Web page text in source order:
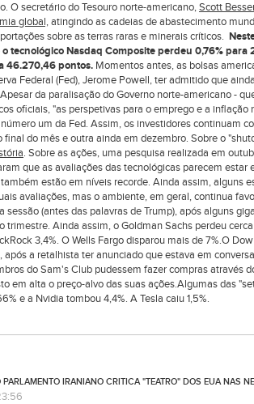
O secretário do Tesouro norte-americano,Scott
global,atingindo as cadeias de abastecimento
sobre as terras raras e minerais críticos.
tecnológico Nasdaq Composite perdeu 0,76% para
46.270,46 pontos. Momentos antes, as bolsas
Federal (Fed), Jerome Powell, ter admitido que
da paralisação do Governo norte-americano -
oficiais, "as perspetivas para o emprego e a
um da Fed. Assim, os investidores continuam
final do mês e outra ainda em dezembro. Sobre o
. Sobre as ações, uma pesquisa realizada em
que as avaliações das tecnológicas parecem estar
estão em níveis recorde. Ainda assim, alguns
avaliações, mas o ambiente, em geral, continua
sessão (antes das palavras de Trump), após alguns
trimestre. Ainda assim, o Goldman Sachs perdeu
3,4%. O Wells Fargo disparou mais de 7%.O
após a retalhista ter anunciado que estava em
do Sam's Club pudessem fazer compras através
em alta o preço-alvo das suas ações.Algumas das
e a Nvidia tombou 4,4%. A Tesla caiu 1,5%.
PARLAMENTO IRANIANO CRITICA "TEATRO" DOS EUA NAS